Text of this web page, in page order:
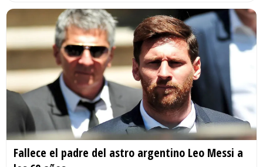
Fallece el padre del astro argentino Leo Messi a